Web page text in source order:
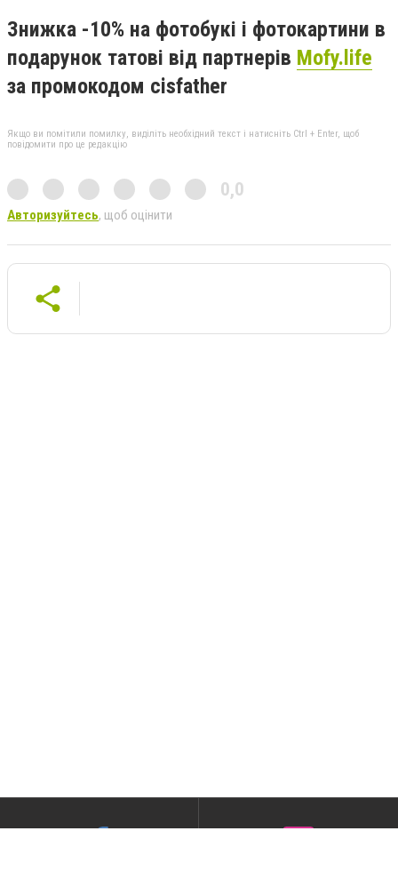
Знижка -10% на фотобукі і фотокартини в
подарунок татові від партнерів Mofy.life
за промокодом cisfather
Якщо ви помітили помилку, виділіть необхідний текст і натисніть Ctrl + Enter, щоб
повідомити про це редакцію
0,0
Авторизуйтесь, щоб оцінити